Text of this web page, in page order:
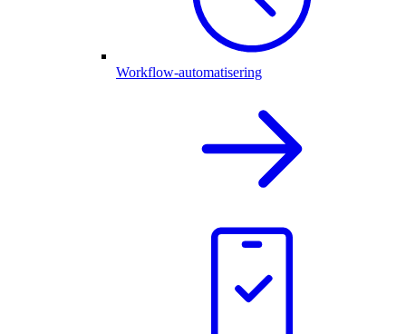
Workflow-automatisering